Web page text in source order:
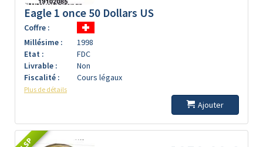
Eagle 1 once 50 Dollars US
Coffre :
Millésime :
1998
Etat :
FDC
Livrable :
Non
Fiscalité :
Cours légaux
Plus de détails
Ajouter